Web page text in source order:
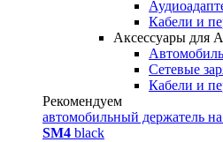
Кабели и
Аксессуары для
Сетевые
Кабели и
Рекомендуем
автомобильный держатель
SM4 black